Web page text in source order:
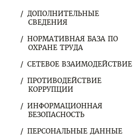
ДОПОЛНИТЕЛЬНЫЕ
СВЕДЕНИЯ
НОРМАТИВНАЯ БАЗА ПО
ОХРАНЕ ТРУДА
СЕТЕВОЕ ВЗАИМОДЕЙСТВИЕ
ПРОТИВОДЕЙСТВИЕ
КОРРУПЦИИ
ИНФОРМАЦИОННАЯ
БЕЗОПАСНОСТЬ
ПЕРСОНАЛЬНЫЕ ДАННЫЕ